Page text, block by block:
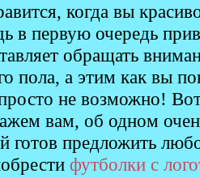
когда вы
в первую очередь
обращать
пола, а этим как вы
просто не возможно!
вам, об одном
готов предложить
футболки с